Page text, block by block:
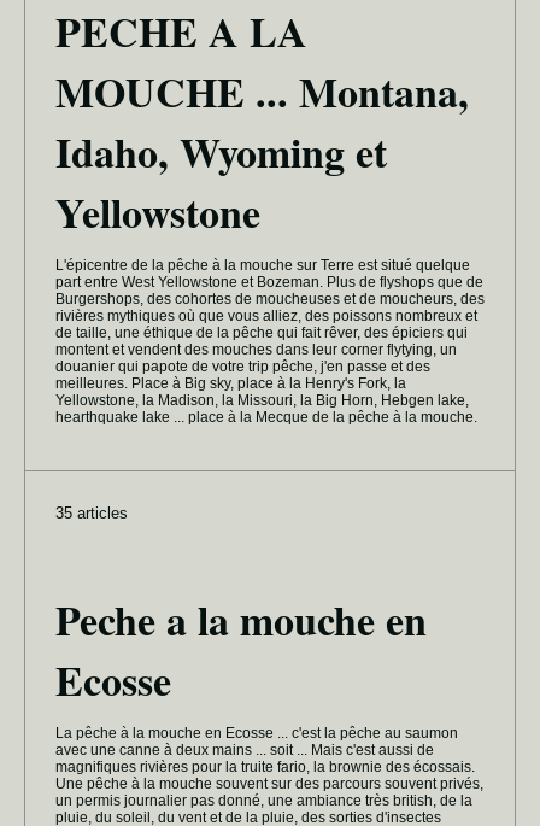
PECHE A LA
MOUCHE ... Montana,
Idaho, Wyoming et
Yellowstone
L'épicentre de la pêche à la mouche sur Terre est situé quelque
part entre West Yellowstone et Bozeman. Plus de flyshops que de
Burgershops, des cohortes de moucheuses et de moucheurs, des
rivières mythiques où que vous alliez, des poissons nombreux et
de taille, une éthique de la pêche qui fait rêver, des épiciers qui
montent et vendent des mouches dans leur corner flytying, un
douanier qui papote de votre trip pêche, j'en passe et des
meilleures. Place à Big sky, place à la Henry's Fork, la
Yellowstone, la Madison, la Missouri, la Big Horn, Hebgen lake,
hearthquake lake ... place à la Mecque de la pêche à la mouche.
35 articles
Peche a la mouche en
Ecosse
La pêche à la mouche en Ecosse ... c'est la pêche au saumon
avec une canne à deux mains ... soit ... Mais c'est aussi de
magnifiques rivières pour la truite fario, la brownie des écossais.
Une pêche à la mouche souvent sur des parcours souvent privés,
un permis journalier pas donné, une ambiance très british, de la
pluie, du soleil, du vent et de la pluie, des sorties d'insectes